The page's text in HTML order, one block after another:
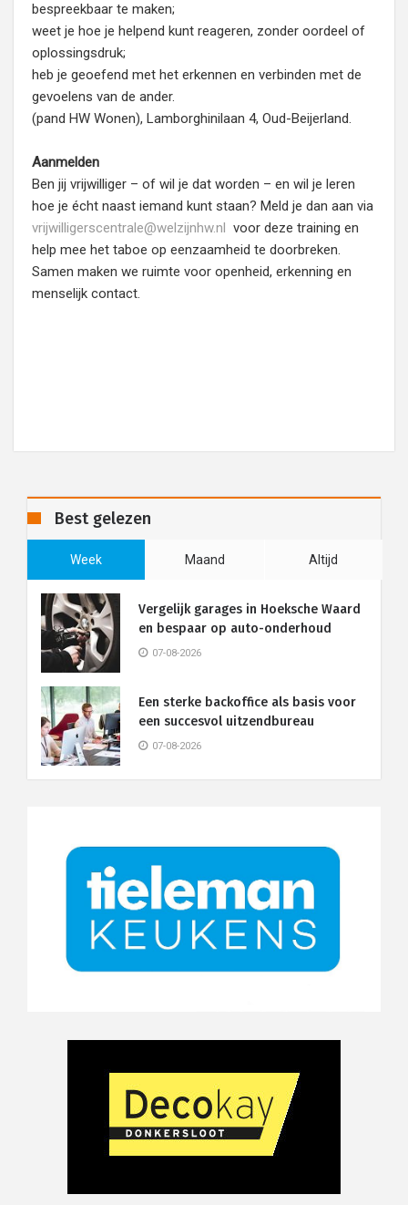
bespreekbaar te maken;
weet je hoe je helpend kunt reageren, zonder oordeel of
oplossingsdruk;
heb je geoefend met het erkennen en verbinden met de
gevoelens van de ander.
(pand HW Wonen), Lamborghinilaan 4, Oud-Beijerland.
Aanmelden
Ben jij vrijwilliger – of wil je dat worden – en wil je leren
hoe je écht naast iemand kunt staan? Meld je dan aan via
vrijwilligerscentrale@welzijnhw.nl voor deze training en
help mee het taboe op eenzaamheid te doorbreken.
Samen maken we ruimte voor openheid, erkenning en
menselijk contact.
Best gelezen
Week Maand Altijd
Vergelijk garages in Hoeksche Waard
en bespaar op auto-onderhoud
07-08-2026
Een sterke backoffice als basis voor
een succesvol uitzendbureau
07-08-2026